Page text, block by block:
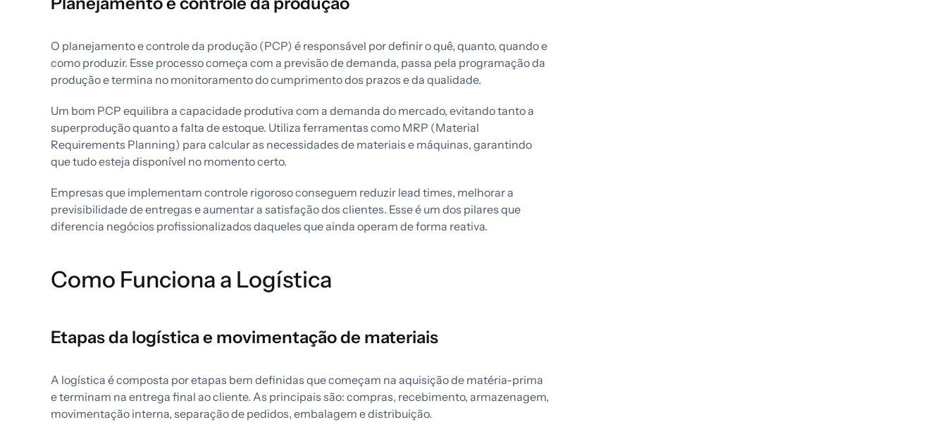
O planejamento e controle da produção (PCP) é responsável por definir o quê, quanto, quando e
como produzir. Esse processo começa com a previsão de demanda, passa pela programação da
produção e termina no monitoramento do cumprimento dos prazos e da qualidade.
Um bom PCP equilibra a capacidade produtiva com a demanda do mercado, evitando tanto a
superprodução quanto a falta de estoque. Utiliza ferramentas como MRP (Material
Requirements Planning) para calcular as necessidades de materiais e máquinas, garantindo
que tudo esteja disponível no momento certo.
Empresas que implementam controle rigoroso conseguem reduzir lead times, melhorar a
previsibilidade de entregas e aumentar a satisfação dos clientes. Esse é um dos pilares que
diferencia negócios profissionalizados daqueles que ainda operam de forma reativa.
Como Funciona a Logística
Etapas da logística e movimentação de materiais
A logística é composta por etapas bem definidas que começam na aquisição de matéria-prima
e terminam na entrega final ao cliente. As principais são: compras, recebimento, armazenagem,
movimentação interna, separação de pedidos, embalagem e distribuição.